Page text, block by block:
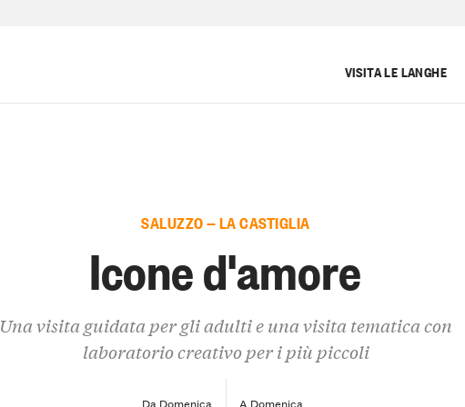
VISITA LE LANGHE
SALUZZO — LA CASTIGLIA
Icone d'amore
Una visita guidata per gli adulti e una visita tematica con
laboratorio creativo per i più piccoli
Da Domenica A Domenica